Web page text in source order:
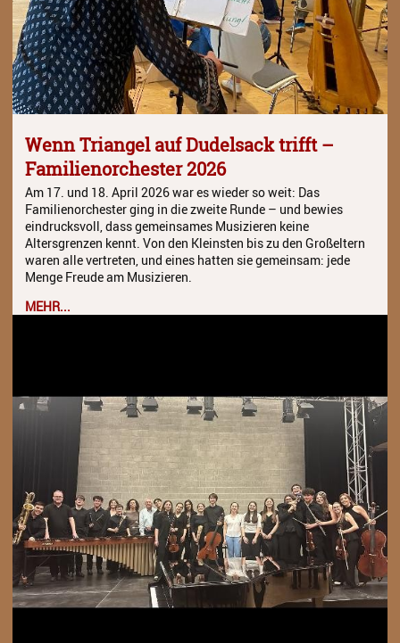
Wenn Triangel auf Dudelsack trifft –
Familienorchester 2026
Am 17. und 18. April 2026 war es wieder so weit: Das
Familienorchester ging in die zweite Runde – und bewies
eindrucksvoll, dass gemeinsames Musizieren keine
Altersgrenzen kennt. Von den Kleinsten bis zu den Großeltern
waren alle vertreten, und eines hatten sie gemeinsam: jede
Menge Freude am Musizieren.
MEHR...